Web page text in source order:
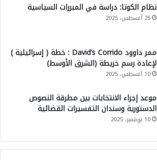
نظام الكوتا: دراسة في المبررات السياسية
25 أغسطس، 2025
ممر داوود David’s Corrido : خطة ( إسرائيلية )
لإعادة رسم خريطة (الشرق الأوسط)
10 أغسطس، 2025
موعد إجراء الانتخابات بين مطرقة النصوص
الدستورية وسندان التفسيرات القضائية
10 نوفمبر، 2025